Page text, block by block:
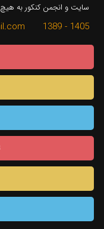
سایت و انجمن کنکور به
1405 - 1389 konkur.in@gmail.com